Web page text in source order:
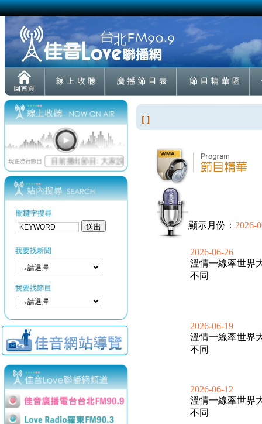
[ ]
顯示月份： 2026-
2026-06-26
溫情一線牽世界
不同
2026-06-19
溫情一線牽世界
不同
2026-06-12
溫情一線牽世界
不同